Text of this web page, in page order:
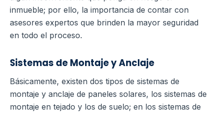
inmueble; por ello, la importancia de contar con
asesores expertos que brinden la mayor seguridad
en todo el proceso.
Sistemas de Montaje y Anclaje
Básicamente, existen dos tipos de sistemas de
montaje y anclaje de paneles solares, los sistemas de
montaje en tejado y los de suelo; en los sistemas de